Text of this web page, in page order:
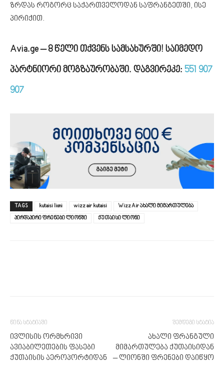
ზრდას როგორც საქართველოდან საფრანგეთში, ისე
პირიქით.
Avia.ge – 8 წელი თქვენს სამსახურში! საიმედო
პარტნიორი მოგზაურობაში. დაგვირეკე: 551 907
907
TAGS kutaisi lioni wizz air kutaisi
Wizz Air ახალი მიმართულება
პირდაპირი ფრენები ლიონში
ქუთაისი ლიონი
წინა სტატიაში
ივლისის ორმხრივი
ავიაბილეთების ფასები
ქუთაისის აეროპორტიდან
შემდეგი სტატია
ახალი ფრანგული
მიმართულება ქუთაისიდან
– ლიონში ფრენები დაიწყო